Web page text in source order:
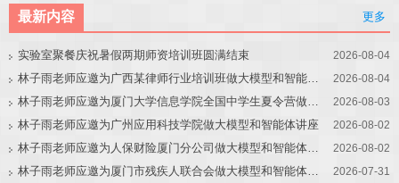
最新内容 更多
实验室聚餐庆祝暑假两期师资培训班圆满结束 2026-08-04
2026-08-04
2026-08-03
林子雨老师应邀为广州应用科技学院做大模型和智能体讲座 2026-08-02
2026-08-02
2026-07-31